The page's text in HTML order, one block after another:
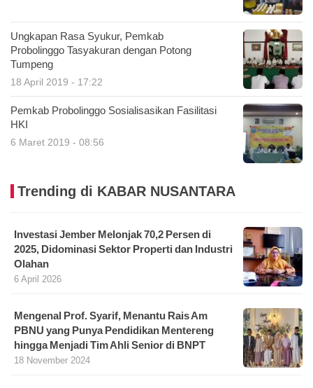
Ungkapan Rasa Syukur, Pemkab
Probolinggo Tasyakuran dengan Potong
Tumpeng
18 April 2019 - 17:22
Pemkab Probolinggo Sosialisasikan Fasilitasi
HKI
6 Maret 2019 - 08:56
Trending di KABAR NUSANTARA
Investasi Jember Melonjak 70,2 Persen di
2025, Didominasi Sektor Properti dan Industri
Olahan
6 April 2026
Mengenal Prof. Syarif, Menantu Rais Am
PBNU yang Punya Pendidikan Mentereng
hingga Menjadi Tim Ahli Senior di BNPT
18 November 2024